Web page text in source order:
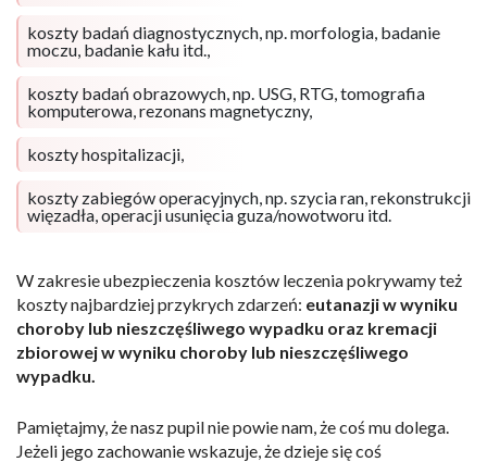
koszty badań diagnostycznych, np. morfologia, badanie
moczu, badanie kału itd.,
koszty badań obrazowych, np. USG, RTG, tomografia
komputerowa, rezonans magnetyczny,
koszty hospitalizacji,
koszty zabiegów operacyjnych, np. szycia ran, rekonstrukcji
więzadła, operacji usunięcia guza/nowotworu itd.
W zakresie ubezpieczenia kosztów leczenia pokrywamy też
koszty najbardziej przykrych zdarzeń: eutanazji w wyniku
choroby lub nieszczęśliwego wypadku oraz kremacji
zbiorowej w wyniku choroby lub nieszczęśliwego
wypadku.
Pamiętajmy, że nasz pupil nie powie nam, że coś mu dolega.
Jeżeli jego zachowanie wskazuje, że dzieje się coś